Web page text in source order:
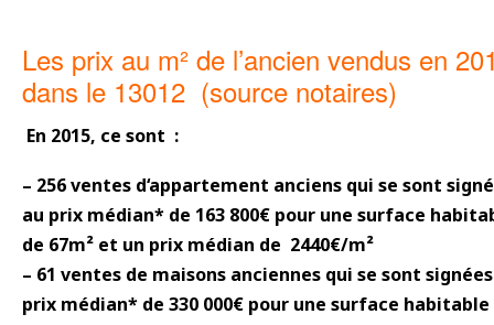
12,97
Les prix au m² de l’ancien vendus en
dans le 13012 (source notaires)
En 2015, ce sont :
– 256 ventes d‘appartement anciens qui se sont
au prix médian* de 163 800€ pour une surface
de 67m² et un prix médian de 2440€/m²
– 61 ventes de maisons anciennes qui se sont
prix médian* de 330 000€ pour une surface habitable